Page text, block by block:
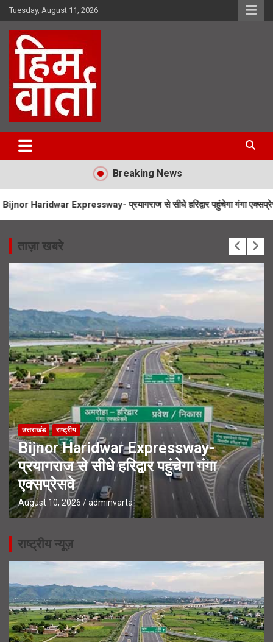
Skip
to
content
Tuesday, August 11, 2026
Him Varta
Breaking News
Expressway- प्रयागराज से सीधे हरिद्वार पहुंचेगा गंगा एक्सप्रेसवे
ताज़ा खबरे
उत्तराखंड राष्ट्रीय
Bijnor Haridwar Expressway-
प्रयागराज से सीधे हरिद्वार पहुंचेगा गंगा
एक्सप्रेसवे
August 10, 2026 adminvarta
राष्ट्रीय न्यूज़